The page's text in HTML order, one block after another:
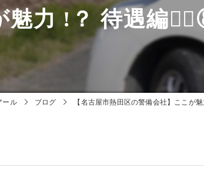
魅力 !？ 待遇編
ール ブログ 【名古屋市熱田区の警備会社】ここが